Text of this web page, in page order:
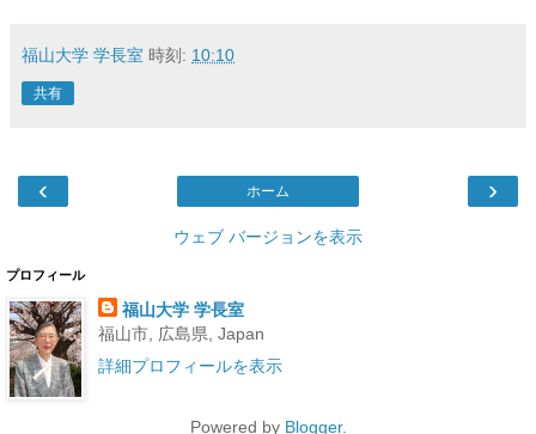
福山大学 学長室 時刻: 10:10
共有
‹ ›
ホーム
ウェブ バージョンを表示
プロフィール
福山大学 学長室
福山市, 広島県, Japan
詳細プロフィールを表示
Powered by Blogger.